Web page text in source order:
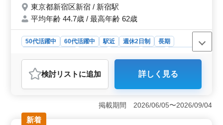
東京都新宿区新宿 / 新宿駅
平均年齢 44.7歳 / 最高年齢 62歳
50代活躍中 60代活躍中 駅近 週休2日制
長期
契約社員
調理師・調理補助・スタッフ
おすすめポイント
＜働きやすい環境＞ 完全週休2日制で、残業少なめの勤
務環境です。仕事とプライベートの時間を両立しやす
く、長期的に働きながら調理の技術を高められる職場で
す。 ＜調理経験を活かせる＞ 和食居酒屋での調理
検討リスト に追加 詳しく見る
掲載期間 2026/06/05〜2026/09/04
新着